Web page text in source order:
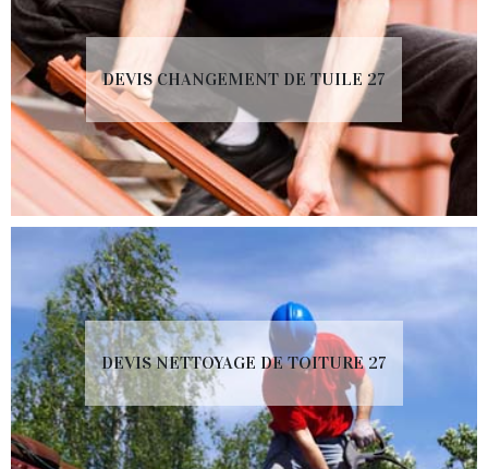
DEVIS CHANGEMENT DE TUILE 27
DEVIS NETTOYAGE DE TOITURE 27